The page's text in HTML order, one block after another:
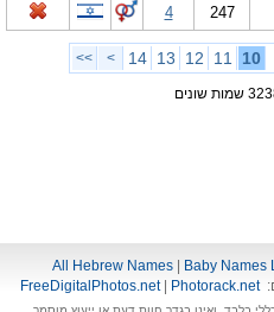
247
4
10
11
12
13
14
>
>>
All Hebrew Names Baby Names
FreeDigitalPhotos.net| Photorack.net